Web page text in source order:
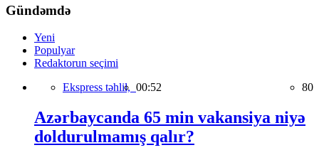
Gündəmdə
Yeni
Populyar
Redaktorun seçimi
Ekspress təhlil, 00:52 80
Azərbaycanda 65 min vakansiya niyə
doldurulmamış qalır?